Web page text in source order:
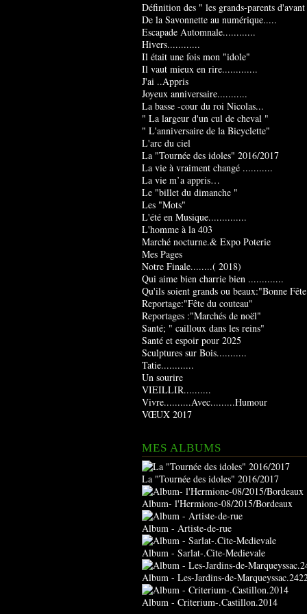
Définition des " les grands-parents
De la Savonnette au numérique.....
Escapade Automnale............
Hivers............
Il était une fois mon "idole"
Il vaut mieux en rire.............
J'ai ..Appris
Joyeux anniversaire...........
La basse -cour du roi Nicolas...
" La largeur d'un cul de cheval "
" L'anniversaire de la Bicyclette"
L'arc du ciel
La "Tournée des idoles" 2016/2017
La vie à vraiment changé ...........
La vie m’a appris…
Le "billet du dimanche "
Les "Mots"
L'été en Musique..............
L'homme à la 403
Marché nocturne.& Expo Poterie
Mes Pages
Notre Finale........( 2018)
Qui aime bien charrie bien .............
Qu'ils soient grands ou beaux:"Bonne
Reportage:"Fête du couteau"
Reportages :"Marchés de noël"
Santé; " cailloux dans les reins"
Santé et espoir pour 2025
Sculptures sur Bois...........
Tatie............
Un sourire
VIEILLIR..........
Vivre..........Avec.........Humour
VŒUX 2017
MES ALBUMS
La "Tournée des idoles" 2016/2017
Album- l'Hermione-08/2015/Bordeaux
Album - Artiste-de-rue
Album - Sarlat-.Cite-Medievale
Album - Les-Jardins-de-
Album - Criterium-.Castillon.2014